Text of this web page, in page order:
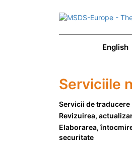
English
Serviciile
Servicii de traducere
Revizuirea,
Elaborarea,
securitate